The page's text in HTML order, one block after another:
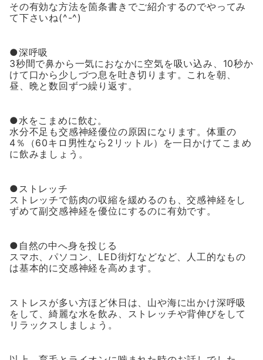
その有効な方法を箇条書きでご紹介するのでやってみ
て下さいね(^-^)
●深呼吸
3秒間で鼻から一気におなかに空気を吸い込み、10秒か
けて口から少しづつ息を吐き切ります。これを朝、
昼、晩と数回ずつ繰り返す。
●水をこまめに飲む。
水分不足も交感神経優位の原因になります。体重の
4％（60キロ男性なら2リットル）を一日かけてこまめ
に飲みましょう。
●ストレッチ
ストレッチで筋肉の収縮を緩めるのも、交感神経をし
ずめて副交感神経を優位にするのに有効です。
●自然の中へ身を投じる
スマホ、パソコン、LED街灯などなど、人工的なもの
は基本的に交感神経を高めます。
ストレスが多い方ほど休日は、山や海に出かけ深呼吸
をして、綺麗な水を飲み、ストレッチや背伸びをして
リラックスしましょう。